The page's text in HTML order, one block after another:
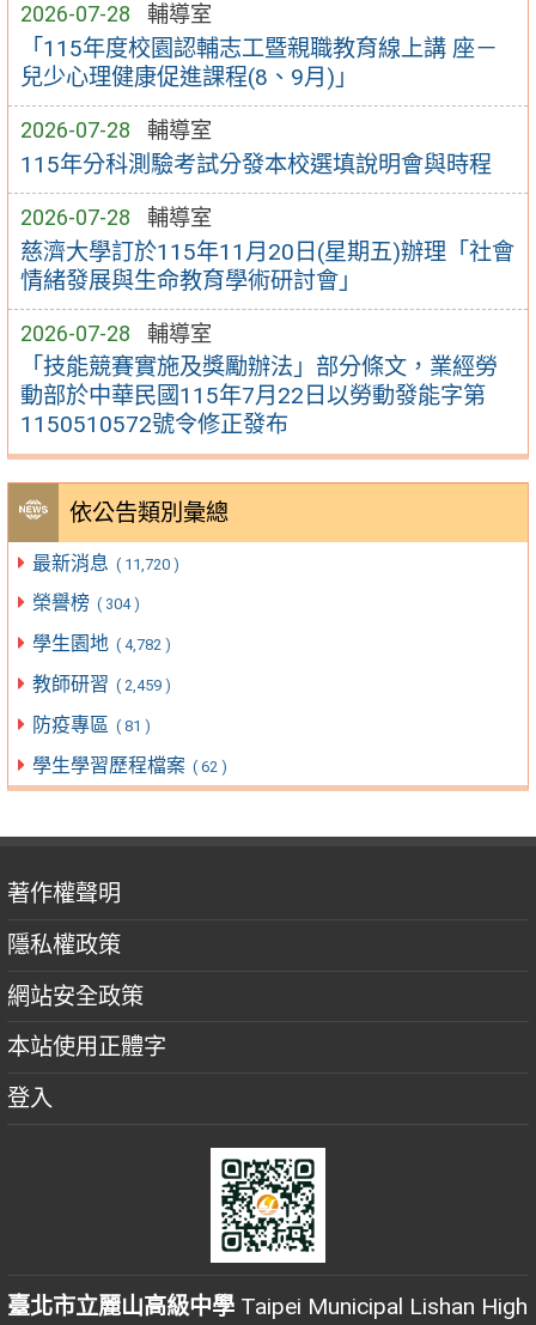
2026-07-28 輔導室
「115年度校園認輔志工暨親職教育線上講 座－
兒少心理健康促進課程(8、9月)」
2026-07-28 輔導室
115年分科測驗考試分發本校選填說明會與時程
2026-07-28 輔導室
慈濟大學訂於115年11月20日(星期五)辦理「社會
情緒發展與生命教育學術研討會」
2026-07-28 輔導室
「技能競賽實施及獎勵辦法」部分條文，業經勞
動部於中華民國115年7月22日以勞動發能字第
1150510572號令修正發布
依公告類別彙總
最新消息 ( 11,720 )
榮譽榜 ( 304 )
學生園地 ( 4,782 )
教師研習 ( 2,459 )
防疫專區 ( 81 )
學生學習歷程檔案 ( 62 )
著作權聲明
隱私權政策
網站安全政策
本站使用正體字
登入
臺北市立麗山高級中學 Taipei Municipal Lishan High